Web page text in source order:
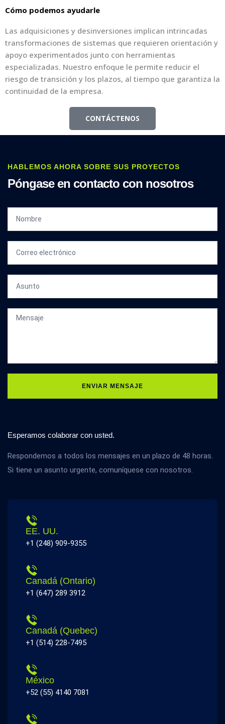
Cómo podemos ayudarle
Las adquisiciones y desinversiones implican intrincadas
transformaciones de sistemas que requieren orientación y
apoyo experimentados junto con herramientas
especializadas. Nuestro enfoque le permite reducir el
riesgo de transición y los plazos, al tiempo que garantiza la
continuidad de la empresa.
CONTÁCTENOS
HABLEMOS AHORA SOBRE SUS PROYECTOS
Póngase en contacto con nosotros
ENVIAR MENSAJE
Esperamos colaborar con usted.
Respondemos a todos los mensajes en un plazo de 48 horas.
Si tiene un asunto urgente, comuníquese con nosotros.
EE. UU.
+1 (248) 909-9355
Canadá (Ontario)
+1 (647) 289 3912
Canadá (Quebec)
+1 (514) 228-7495
México
+52 (55) 4140 7081